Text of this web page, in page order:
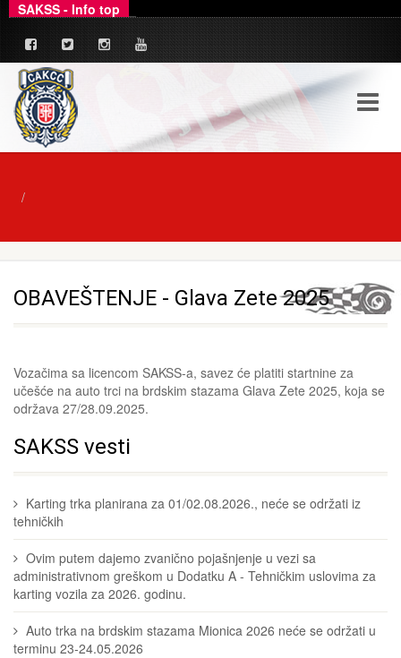
SAKSS - Info top
OBAVEŠTENJE - Glava Zete 2025
Vozačima sa licencom SAKSS-a, savez će platiti startnine za
učešće na auto trci na brdskim stazama Glava Zete 2025, koja se
održava 27/28.09.2025.
SAKSS vesti
Karting trka planirana za 01/02.08.2026., neće se održati iz
tehničkih
Ovim putem dajemo zvanično pojašnjenje u vezi sa
administrativnom greškom u Dodatku A - Tehničkim uslovima za
karting vozila za 2026. godinu.
Auto trka na brdskim stazama Mionica 2026 neće se održati u
terminu 23-24.05.2026